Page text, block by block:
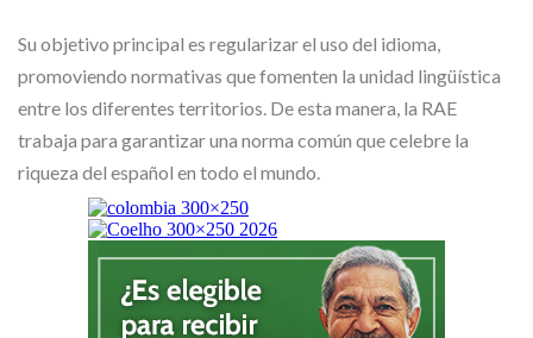
Su objetivo principal es regularizar el uso del idioma,
promoviendo normativas que fomenten la unidad lingüística
entre los diferentes territorios. De esta manera, la RAE
trabaja para garantizar una norma común que celebre la
riqueza del español en todo el mundo.